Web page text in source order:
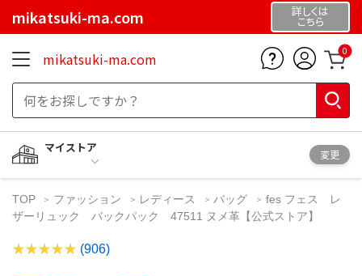
mikatsuki-ma.com 詳しくは
こちら
mikatsuki-ma.com 0
マイストア
変更
TOP ファッション レディース バッグ
fes フェス レ
ザーリュック バックパック 47511 ヌメ革【公式ストア】
(906)